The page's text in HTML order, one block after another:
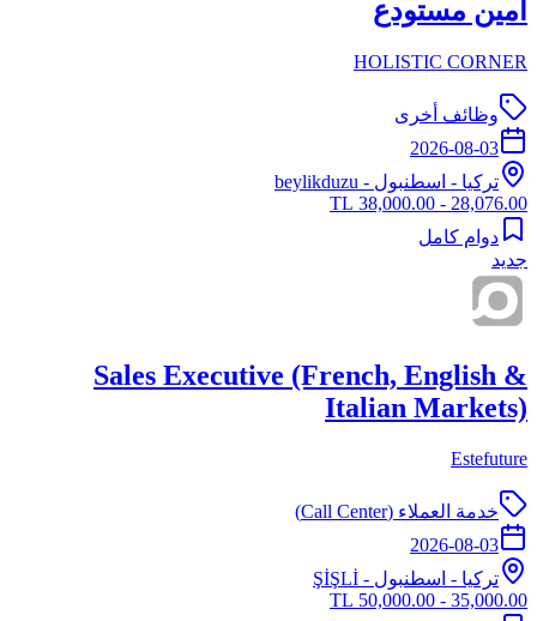
امين مستودع
HOLISTIC CORNER
وظائف أخرى
2026-08-03
تركيا - اسطنبول - beylikduzu
28,076.00 - 38,000.00 TL
دوام كامل
جديد
Sales Executive (French, English &
Italian Markets)
Estefuture
خدمة العملاء (Call Center)
2026-08-03
تركيا - اسطنبول - ŞİŞLİ
35,000.00 - 50,000.00 TL